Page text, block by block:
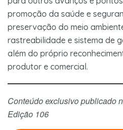
promoção da saúde e
preservação do meio
rastreabilidade e sistema de
além do próprio
produtor e comercial.
Conteúdo exclusivo publicado
Edição 106